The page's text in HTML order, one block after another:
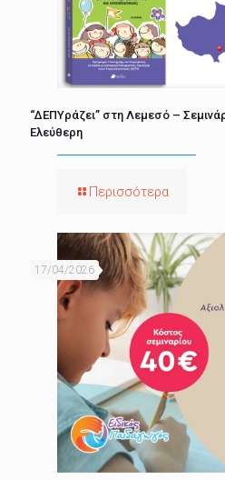
“ΔΕΠΥράζει” στη Λεμεσό –
Ελεύθερη
Περισσότερα
17/04/2026